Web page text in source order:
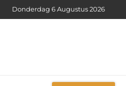
Donderdag 6 Augustus 2026